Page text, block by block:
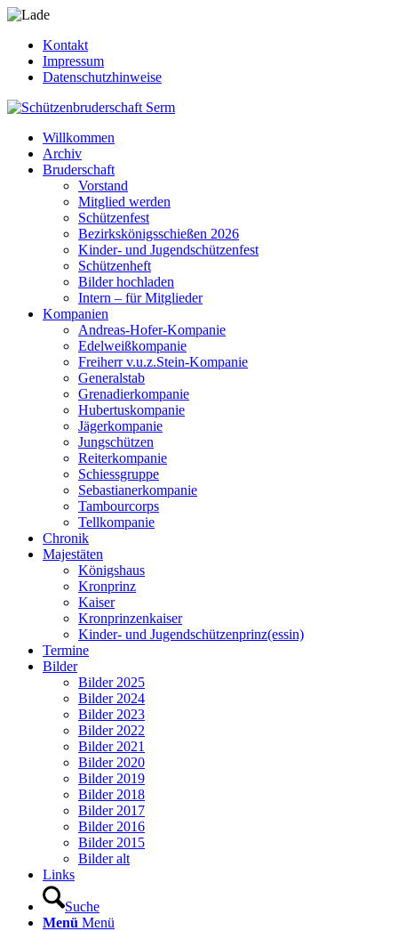
Kontakt
Impressum
Datenschutzhinweise
Willkommen
Archiv
Bruderschaft
Vorstand
Mitglied werden
Schützenfest
Bezirkskönigsschießen 2026
Kinder- und Jugendschützenfest
Schützenheft
Bilder hochladen
Intern – für Mitglieder
Kompanien
Andreas-Hofer-Kompanie
Edelweißkompanie
Freiherr v.u.z.Stein-Kompanie
Generalstab
Grenadierkompanie
Hubertuskompanie
Jägerkompanie
Jungschützen
Reiterkompanie
Schiessgruppe
Sebastianerkompanie
Tambourcorps
Tellkompanie
Chronik
Majestäten
Königshaus
Kronprinz
Kaiser
Kronprinzenkaiser
Kinder- und Jugendschützenprinz(essin)
Termine
Bilder
Bilder 2025
Bilder 2024
Bilder 2023
Bilder 2022
Bilder 2021
Bilder 2020
Bilder 2019
Bilder 2018
Bilder 2017
Bilder 2016
Bilder 2015
Bilder alt
Links
Suche
Menü Menü